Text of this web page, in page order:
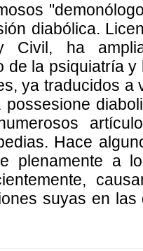
diabólica.
Civil, ha
de la psiquiatría
ya traducidos a
possesione
Hace
plenamente a
suyas en